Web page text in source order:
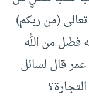
(من ربكم)
فضْل من الله
عمر قال لسائل